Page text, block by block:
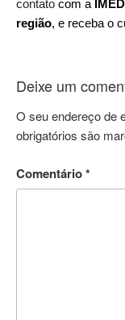
contato com a
região, e receba o
Deixe um
O seu endereço de
obrigatórios são
Comentário*